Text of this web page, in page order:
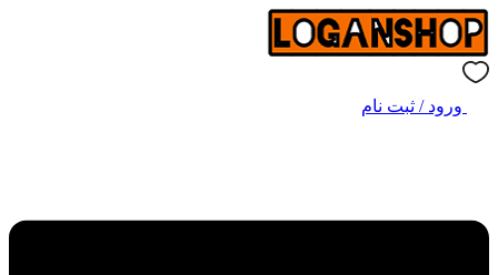
ورود / ثبت نام